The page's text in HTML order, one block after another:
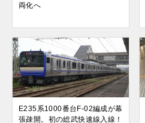
両化へ
E235系1000番台F-02編成が幕
張疎開。初の総武快速線入線！